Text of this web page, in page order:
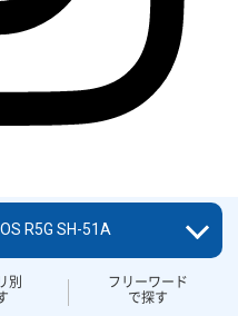
別
フリーワード
で探す
R5G SH-51A